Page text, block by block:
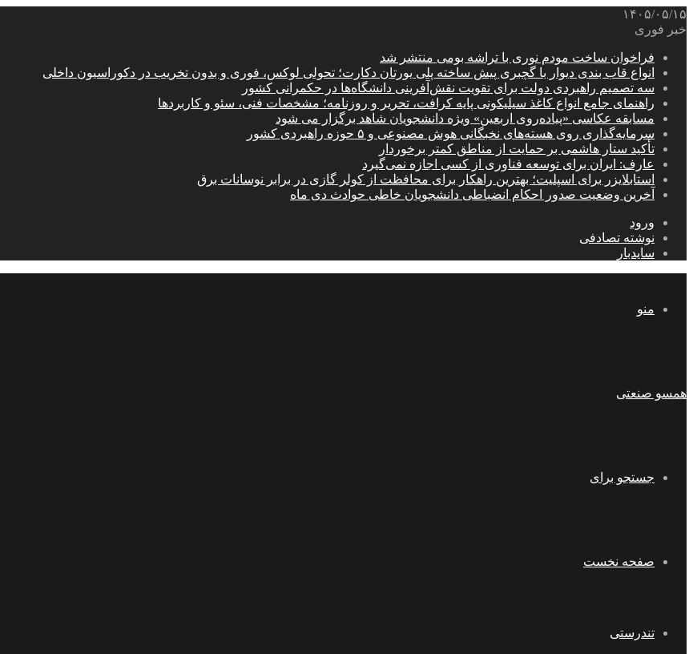
۱۴۰۵/۰۵/۱۵
خبر فوری
فراخوان ساخت مودم نوری با تراشه بومی منتشر شد
انواع قاب بندی دیوار با گچبری پیش ساخته پلی یورتان دکارت؛ تحولی لوکس، فوری و بدون تخریب در دکوراسیون داخلی
سه تصمیم راهبردی دولت برای تقویت نقش‌آفرینی دانشگاه‌ها در حکمرانی کشور
راهنمای جامع انواع کاغذ سیلیکونی پایه کرافت، تحریر و روزنامه؛ مشخصات فنی، سئو و کاربردها
مسابقه عکاسی «پیاده‌روی اربعین» ویژه دانشجویان شاهد برگزار می شود
سرمایه‌گذاری روی هسته‌های نخبگانی هوش مصنوعی و ۵ حوزه راهبردی کشور
تأکید ستار هاشمی بر حمایت از مناطق کمتر برخوردار
عارف: ایران برای توسعه فناوری از کسی اجازه نمی‌گیرد
استابلایزر برای اسپلیت؛ بهترین راهکار برای محافظت از کولر گازی در برابر نوسانات برق
آخرین وضعیت صدور احکام انضباطی دانشجویان خاطی حوادث دی ماه
ورود
نوشته تصادفی
سایدبار
منو
همسو صنعتی
جستجو برای
صفحه نخست
تندرستی